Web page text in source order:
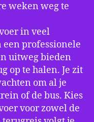
weken weg te
in veel
professionele
uitweg bieden
op te halen. Je zit
om al je
of de bus. Kies
voor zowel de